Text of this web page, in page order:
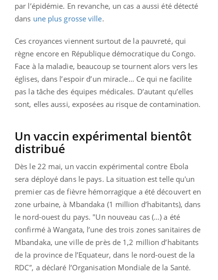
par l’épidémie. En revanche, un cas a aussi été détecté
dans une plus grosse ville.
Ces croyances viennent surtout de la pauvreté, qui
règne encore en République démocratique du Congo.
Face à la maladie, beaucoup se tournent alors vers les
églises, dans l’espoir d’un miracle… Ce qui ne facilite
pas la tâche des équipes médicales. D’autant qu’elles
sont, elles aussi, exposées au risque de contamination.
Un vaccin expérimental bientôt
distribué
Dès le 22 mai, un vaccin expérimental contre Ebola
sera déployé dans le pays. La situation est telle qu'un
premier cas de fièvre hémorragique a été découvert en
zone urbaine, à Mbandaka (1 million d’habitants), dans
le nord-ouest du pays. "Un nouveau cas (…) a été
confirmé à Wangata, l’une des trois zones sanitaires de
Mbandaka, une ville de près de 1,2 million d’habitants
de la province de l’Equateur, dans le nord-ouest de la
RDC", a déclaré l’Organisation Mondiale de la Santé.